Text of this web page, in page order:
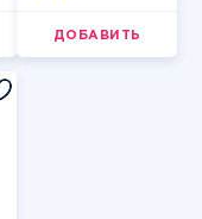
ДОБАВИТЬ